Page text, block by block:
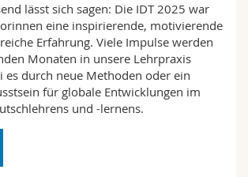
lässt sich sagen: Die IDT 2025 war
eine inspirierende, motivierende
Erfahrung. Viele Impulse werden
Monaten in unsere Lehrpraxis
es durch neue Methoden oder ein
für globale Entwicklungen im
und -lernens.